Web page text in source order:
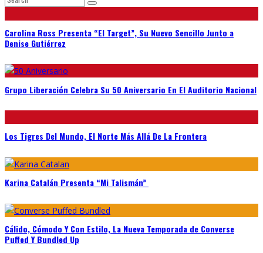
Carolina Ross Presenta “El Target”, Su Nuevo Sencillo Junto a
Denise Gutiérrez
Grupo Liberación Celebra Su 50 Aniversario En El Auditorio Nacional
Los Tigres Del Mundo, El Norte Más Allá De La Frontera
Karina Catalán Presenta “Mi Talismán”
Cálido, Cómodo Y Con Estilo, La Nueva Temporada de Converse
Puffed Y Bundled Up